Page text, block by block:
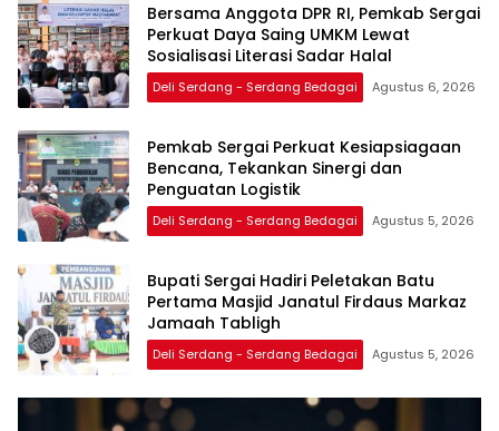
Bersama Anggota DPR RI, Pemkab Sergai
Perkuat Daya Saing UMKM Lewat
Sosialisasi Literasi Sadar Halal
Deli Serdang - Serdang Bedagai Agustus 6, 2026
Pemkab Sergai Perkuat Kesiapsiagaan
Bencana, Tekankan Sinergi dan
Penguatan Logistik
Deli Serdang - Serdang Bedagai Agustus 5, 2026
Bupati Sergai Hadiri Peletakan Batu
Pertama Masjid Janatul Firdaus Markaz
Jamaah Tabligh
Deli Serdang - Serdang Bedagai Agustus 5, 2026